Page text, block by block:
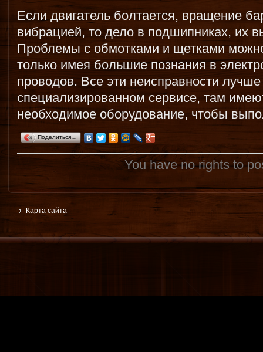
Если двигатель болтается, вращение
вибрацией, то дело в подшипниках, их
Проблемы с обмотками и щетками
только имея большие познания в
проводов. Все эти неисправности
специализированном сервисе, там
необходимое оборудование, чтобы
Поделиться…
You have no rights to
Карта сайта